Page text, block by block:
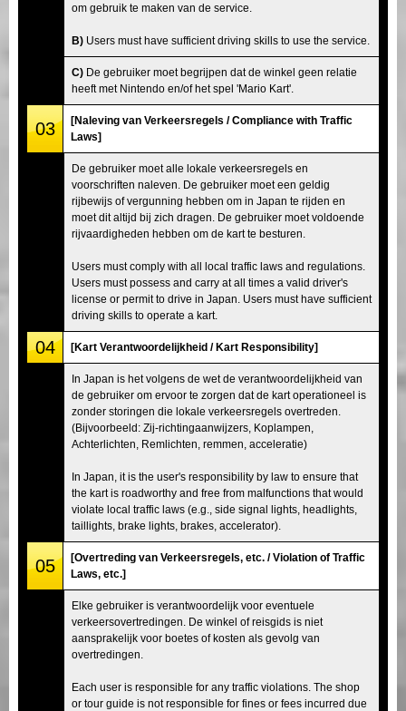
om gebruik te maken van de service.
B) Users must have sufficient driving skills to use the service.
C) De gebruiker moet begrijpen dat de winkel geen relatie
heeft met Nintendo en/of het spel 'Mario Kart'.
03
[Naleving van Verkeersregels / Compliance with Traffic
Laws]
De gebruiker moet alle lokale verkeersregels en
voorschriften naleven. De gebruiker moet een geldig
rijbewijs of vergunning hebben om in Japan te rijden en
moet dit altijd bij zich dragen. De gebruiker moet voldoende
rijvaardigheden hebben om de kart te besturen.
Users must comply with all local traffic laws and regulations.
Users must possess and carry at all times a valid driver's
license or permit to drive in Japan. Users must have sufficient
driving skills to operate a kart.
04 [Kart Verantwoordelijkheid / Kart Responsibility]
In Japan is het volgens de wet de verantwoordelijkheid van
de gebruiker om ervoor te zorgen dat de kart operationeel is
zonder storingen die lokale verkeersregels overtreden.
(Bijvoorbeeld: Zij-richtingaanwijzers, Koplampen,
Achterlichten, Remlichten, remmen, acceleratie)
In Japan, it is the user's responsibility by law to ensure that
the kart is roadworthy and free from malfunctions that would
violate local traffic laws (e.g., side signal lights, headlights,
taillights, brake lights, brakes, accelerator).
05
[Overtreding van Verkeersregels, etc. / Violation of Traffic
Laws, etc.]
Elke gebruiker is verantwoordelijk voor eventuele
verkeersovertredingen. De winkel of reisgids is niet
aansprakelijk voor boetes of kosten als gevolg van
overtredingen.
Each user is responsible for any traffic violations. The shop
or tour guide is not responsible for fines or fees incurred due